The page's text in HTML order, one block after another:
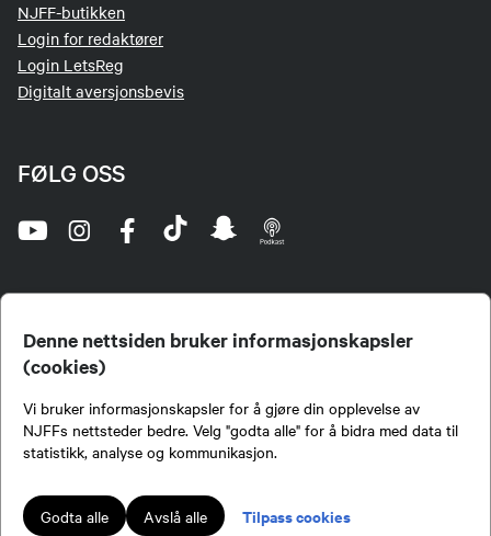
Denne nettsiden bruker informasjonskapsler
(cookies)
Vi bruker informasjonskapsler for å gjøre din opplevelse av
NJFFs nettsteder bedre. Velg "godta alle" for å bidra med data til
statistikk, analyse og kommunikasjon.
Godta alle Avslå alle Tilpass cookies
NJFF-butikken
Login for redaktører
Login LetsReg
Digitalt aversjonsbevis
FØLG OSS
jegere og sportsfiskere og et av de viktigste miljøene for formidling av kunnskap om jakt og
fiske i Norge. Vi er en partipolitisk nøytral organisasjon, men har et sterkt jakt-, fiske-, og
naturpolitisk engasjement i mange saker.
Lokalforeninger tilsluttet Norges Jeger- og Fiskerforbund har ansvar for innhold de
publiserer på njff.no.